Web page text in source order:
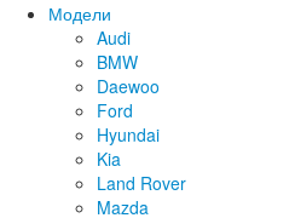
Модели
Audi
BMW
Daewoo
Ford
Hyundai
Kia
Land Rover
Mazda